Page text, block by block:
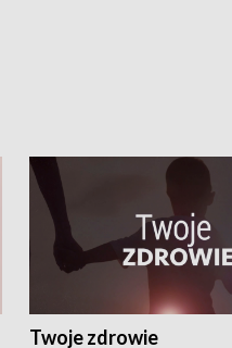
Twoje zdrowie